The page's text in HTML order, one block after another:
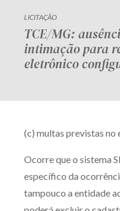
LICITAÇÃO
TCE/MG:
intimação para
eletrônico
(c) multas previstas no
Ocorre que o sistema
específico da
tampouco a entidade